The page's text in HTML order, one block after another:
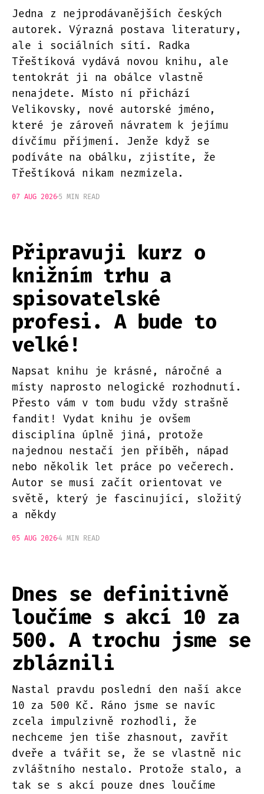
Jedna z nejprodávanějších českých
autorek. Výrazná postava literatury,
ale i sociálních sítí. Radka
Třeštíková vydává novou knihu, ale
tentokrát ji na obálce vlastně
nenajdete. Místo ní přichází
Velikovsky, nové autorské jméno,
které je zároveň návratem k jejímu
dívčímu příjmení. Jenže když se
podíváte na obálku, zjistíte, že
Třeštíková nikam nezmizela.
07 AUG 2026 5 MIN READ
Připravuji kurz o
knižním trhu a
spisovatelské
profesi. A bude to
velké!
Napsat knihu je krásné, náročné a
místy naprosto nelogické rozhodnutí.
Přesto vám v tom budu vždy strašně
fandit! Vydat knihu je ovšem
disciplína úplně jiná, protože
najednou nestačí jen příběh, nápad
nebo několik let práce po večerech.
Autor se musí začít orientovat ve
světě, který je fascinující, složitý
a někdy
05 AUG 2026 4 MIN READ
Dnes se definitivně
loučíme s akcí 10 za
500. A trochu jsme se
zbláznili
Nastal pravdu poslední den naší akce
10 za 500 Kč. Ráno jsme se navíc
zcela impulzivně rozhodli, že
nechceme jen tiše zhasnout, zavřít
dveře a tvářit se, že se vlastně nic
zvláštního nestalo. Protože stalo, a
tak se s akcí pouze dnes loučíme